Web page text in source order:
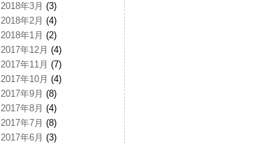
2018年3月 (3)
2018年2月 (4)
2018年1月 (2)
2017年12月 (4)
2017年11月 (7)
2017年10月 (4)
2017年9月 (8)
2017年8月 (4)
2017年7月 (8)
2017年6月 (3)